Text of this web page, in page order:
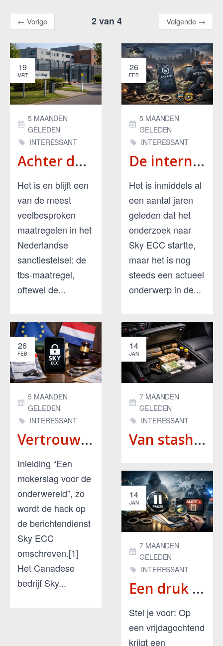
← Vorige 2 van 4 Volgende →
19
MRT
Achter de maatregel: de geschiedenis van de tbs
5 MAANDEN
GELEDEN
INTERESSANT
Het is en blijft een
van de meest
veelbesproken
maatregelen in het
Nederlandse
sanctiestelsel: de
tbs-maatregel,
oftewel de...
26
FEB
De internationale samenwerking en rol van Nederland in de Sky ECC-operaties
5 MAANDEN
GELEDEN
INTERESSANT
Het is inmiddels al
een aantal jaren
geleden dat het
onderzoek naar
Sky ECC startte,
maar het is nog
steeds een actueel
onderwerp in de...
26
FEB
Vertrouwen boven controle: het interstatelijke vertrouwensbeginsel bij Sky ECC-bewijs
5 MAANDEN
GELEDEN
INTERESSANT
Inleiding “Een
mokerslag voor de
onderwereld”, zo
wordt de hack op
de berichtendienst
Sky ECC
omschreven.[1]
Het Canadese
bedrijf Sky...
14
JAN
Van stashplek naar straf: verborgen ruimte in vervoermiddelen onder Wet versterking strafrechtelijke aanpak ondermijnende criminaliteit II
7 MAANDEN
GELEDEN
INTERESSANT
14
JAN
Een druk op de pauzeknop: de impact van ondermijnende criminaliteit II op het financiële veld
7 MAANDEN
GELEDEN
INTERESSANT
Stel je voor: Op
een vrijdagochtend
krijgt een